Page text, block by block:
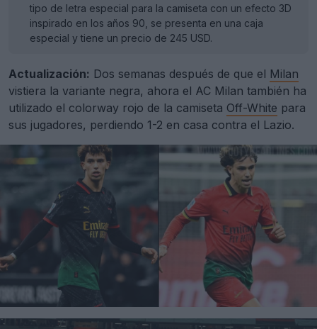
tipo de letra especial para la camiseta con un efecto 3D
inspirado en los años 90, se presenta en una caja
especial y tiene un precio de 245 USD.
Actualización: Dos semanas después de que el Milan
vistiera la variante negra, ahora el AC Milan también ha
utilizado el colorway rojo de la camiseta Off-White para
sus jugadores, perdiendo 1-2 en casa contra el Lazio.